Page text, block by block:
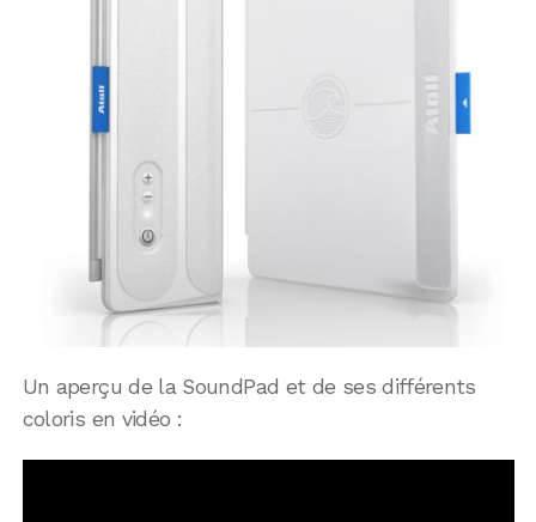
Un aperçu de la SoundPad et de ses différents
coloris en vidéo :